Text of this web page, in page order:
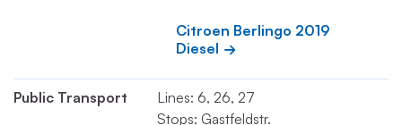
Citroen Berlingo 2019
Diesel
Public Transport
Lines: 6, 26, 27
Stops: Gastfeldstr.